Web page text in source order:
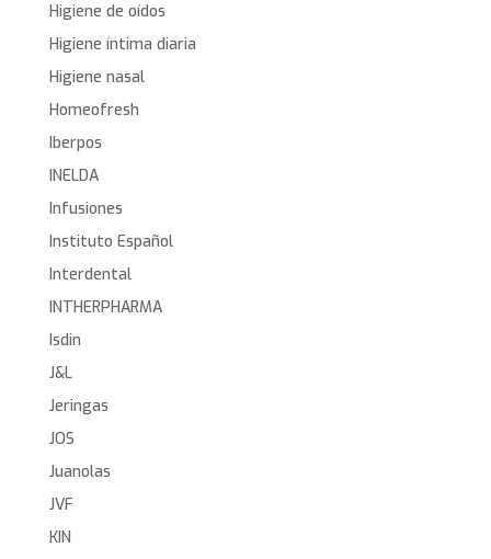
Higiene de oídos
Higiene íntima diaria
Higiene nasal
Homeofresh
Iberpos
INELDA
Infusiones
Instituto Español
Interdental
INTHERPHARMA
Isdin
J&L
Jeringas
JOS
Juanolas
JVF
KIN